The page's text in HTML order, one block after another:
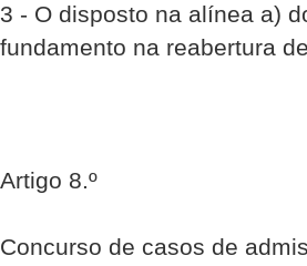
3 - O disposto na alínea a)
fundamento na reabertura
Artigo 8.º
Concurso de casos de